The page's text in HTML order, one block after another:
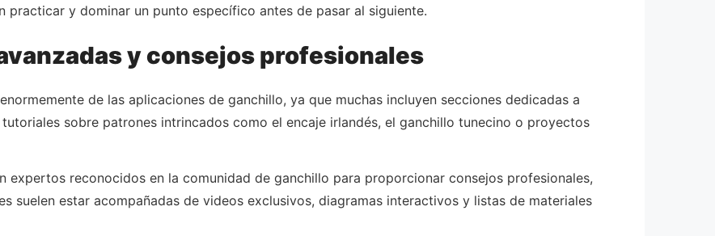
practicar y dominar un punto específico antes de pasar al siguiente.
y consejos profesionales
de las aplicaciones de ganchillo, ya que muchas incluyen secciones dedicadas a
sobre patrones intrincados como el encaje irlandés, el ganchillo tunecino o proyectos
expertos reconocidos en la comunidad de ganchillo para proporcionar consejos profesionales,
suelen estar acompañadas de videos exclusivos, diagramas interactivos y listas de materiales